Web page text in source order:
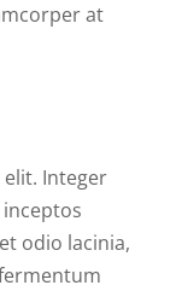
at
Integer
odio lacinia,